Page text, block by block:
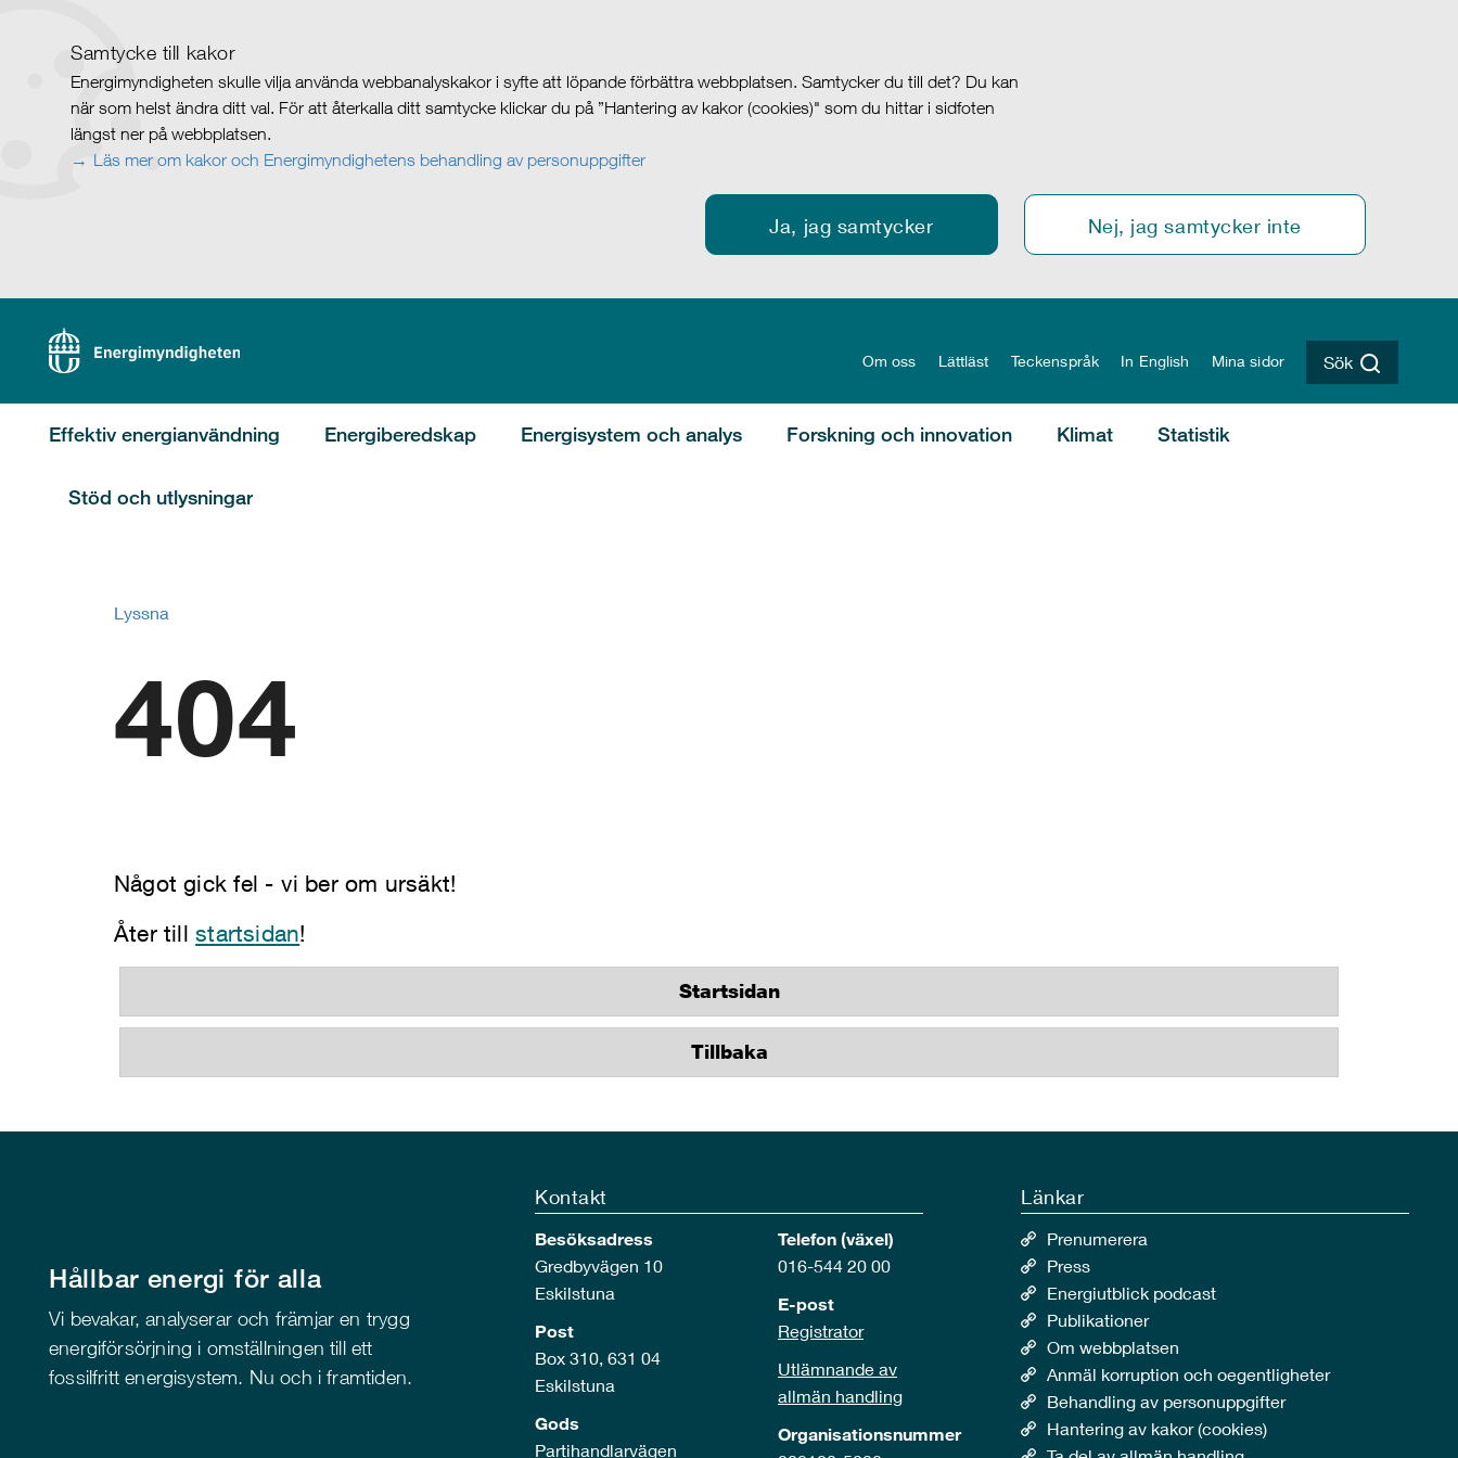
Samtycke till kakor
Energimyndigheten skulle vilja använda webbanalyskakor i syfte att löpande förbättra webbplatsen. Samtycker du till det? Du kan
när som helst ändra ditt val. För att återkalla ditt samtycke klickar du på ”Hantering av kakor (cookies)" som du hittar i sidfoten
längst ner på webbplatsen.
Läs mer om kakor och Energimyndighetens behandling av personuppgifter
Ja, jag samtycker Nej, jag samtycker inte
Om oss Lättläst Teckenspråk In English Mina sidor Sök
Effektiv energianvändning Energiberedskap Energisystem och analys Forskning och innovation Klimat Statistik
Stöd och utlysningar
Lyssna
404
Något gick fel - vi ber om ursäkt!
Åter tillstartsidan!
Startsidan
Tillbaka
Hållbar energi för alla
Vi bevakar, analyserar och främjar en trygg
energiförsörjning i omställningen till ett
fossilfritt energisystem. Nu och i framtiden.
Kontakt
Besöksadress
Gredbyvägen 10
Eskilstuna
Post
Box 310, 631 04
Eskilstuna
Gods
Partihandlarvägen
Telefon (växel)
016-544 20 00
E-post
Registrator
Utlämnande av
allmän handling
Organisationsnummer
Länkar
Prenumerera
Press
Energiutblick podcast
Publikationer
Om webbplatsen
Anmäl korruption och oegentligheter
Behandling av personuppgifter
Hantering av kakor (cookies)